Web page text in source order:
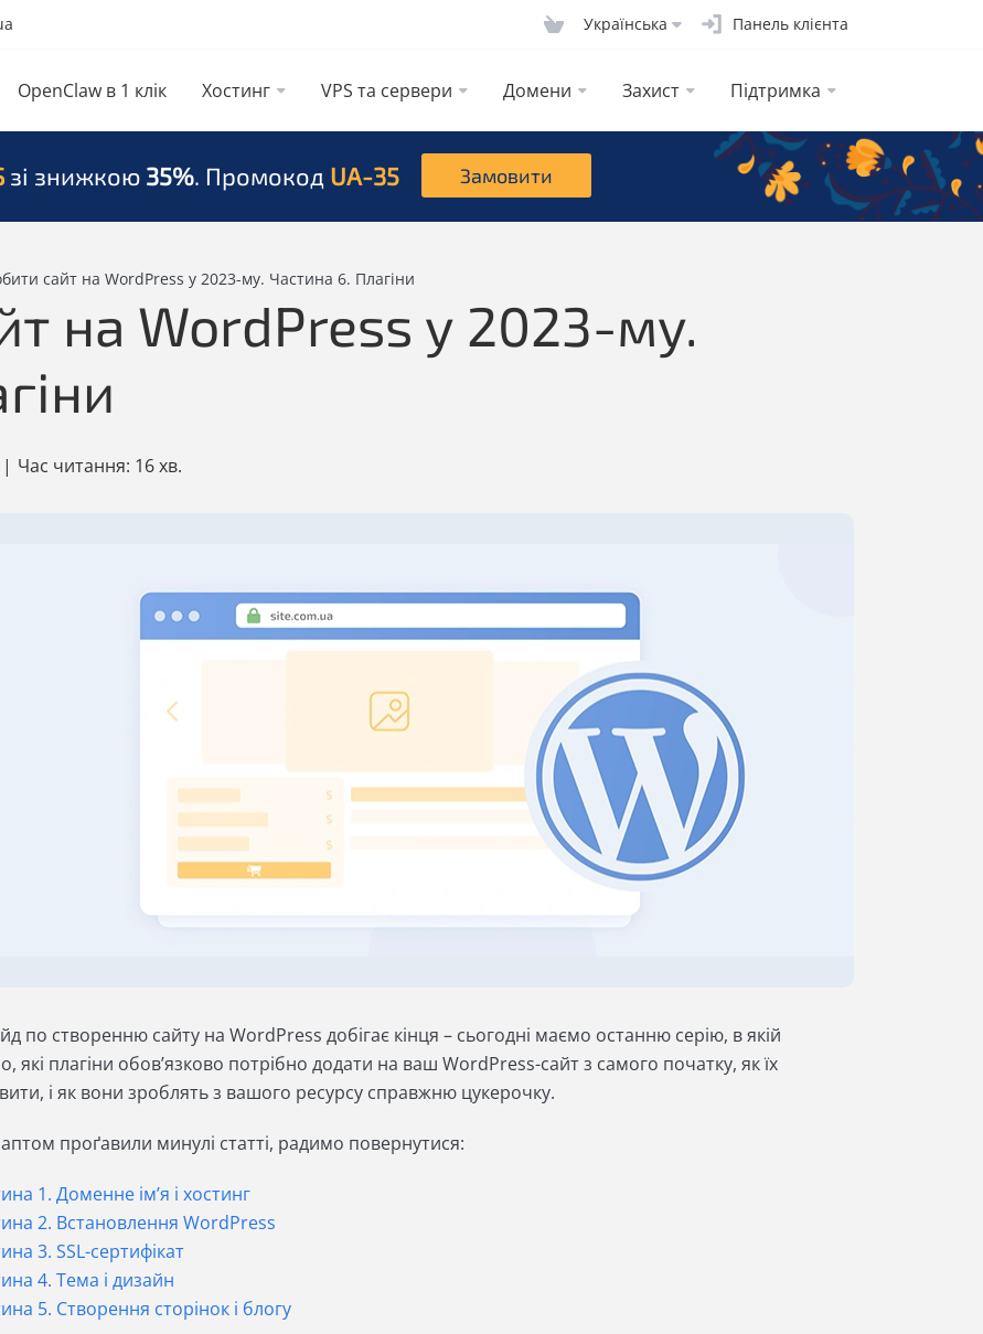
Українська Панель клієнта
OpenClaw в 1 клік Хостинг VPS та сервери Домени Захист Підтримка
зі знижкою 35%. Промокод UA-35 Замовити
сайт на WordPress у 2023-му. Частина 6. Плагіни
на WordPress у 2023-му.
| Час читання: 16 хв.
по створенню сайту на WordPress добігає кінця – сьогодні маємо останню серію, в якій
які плагіни обов’язково потрібно додати на ваш WordPress-сайт з самого початку, як їх
і як вони зроблять з вашого ресурсу справжню цукерочку.
проґавили минулі статті, радимо повернутися:
1. Доменне ім’я і хостинг
2. Встановлення WordPress
3. SSL-сертифікат
4. Тема і дизайн
5. Створення сторінок і блогу